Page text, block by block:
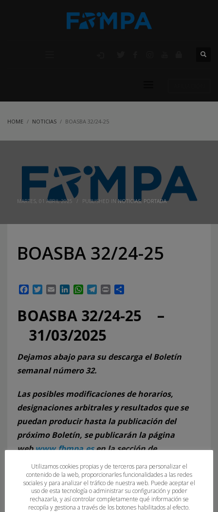
HOME NOTICIAS BOASBA 32/24-25
MARTES, 01 ABRIL 2025 / PUBLISHED IN NOTICIAS, PORTADA
BOASBA 32/24-25
Facebook
TwitterEmailLinkedInWhatsApp
Telegram
Print
BOASBA 32/24-25 –
31/03/2025
Dejamos abajo para su descarga el Boletín
semanal número 32.
Las posibles modificaciones de horarios,
designaciones arbitrales y resultados que se
puedan producir hasta la publicación del
próximo Boletín, se publicarán la página
webwww.fbmpa.esen la sección de
“Competiciones”.
Utilizamos cookies propias y de terceros para personalizar el
contenido de la web, proporcionarles funcionalidades a las redes
sociales y para analizar el tráfico de nuestra web. Puede aceptar el
uso de esta tecnología o administrar su configuración y poder
rechazarla, y así controlar completamente qué información se
recopila y gestiona a través de los botones habilitados al efecto.